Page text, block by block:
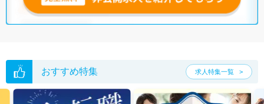
おすすめ特集 求人特集一覧